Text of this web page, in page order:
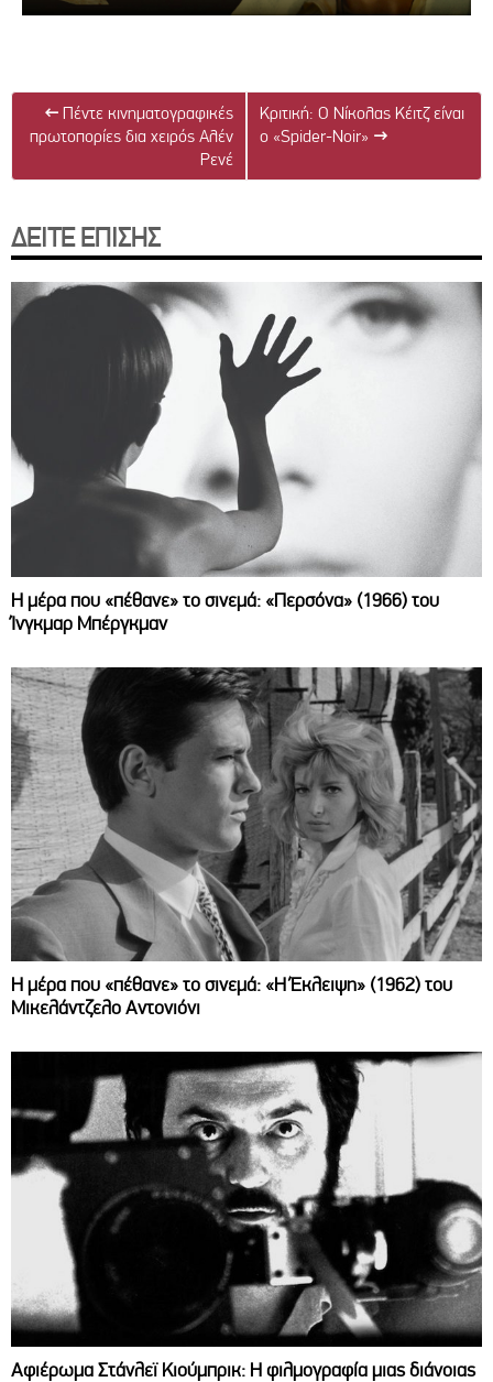
← Πέντε κινηματογραφικές
πρωτοπορίες δια χειρός Αλέν
Ρενέ
Κριτική: Ο Νίκολας Κέιτζ είναι
ο «Spider-Noir» →
ΔΕΙΤΕ ΕΠΙΣΗΣ
Η μέρα που «πέθανε» το σινεμά: «Περσόνα» (1966) του
Ίνγκμαρ Μπέργκμαν
Η μέρα που «πέθανε» το σινεμά: «Η Έκλειψη» (1962) του
Μικελάντζελο Αντονιόνι
Αφιέρωμα Στάνλεϊ Κιούμπρικ: Η φιλμογραφία μιας διάνοιας